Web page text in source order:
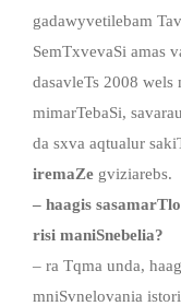
gadawyvetilebam
SemTxvevaSi amas
dasavleTs 2008 wels
mimarTebaSi,
da sxva aqtualur
iremaZe gviziarebs.
– haagis
risi maniSnebelia?
– ra Tqma unda,
mniSvnelovania